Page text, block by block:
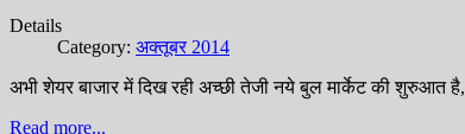
Details
Category: अक्तूबर 2014
अभी शेयर बाजार में दिख रही अच्छी तेजी नये बुल मार्केट की शुरुआत है,
Read more...